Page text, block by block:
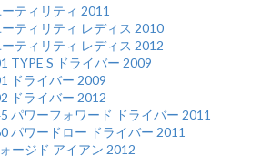
ティリティ 2011
ティリティ レディス 2010
ティリティ レディス 2012
TYPE S ドライバー 2009
ドライバー 2009
ドライバー 2012
パワーフォワード ドライバー 2011
パワードロー ドライバー 2011
ージド アイアン 2012